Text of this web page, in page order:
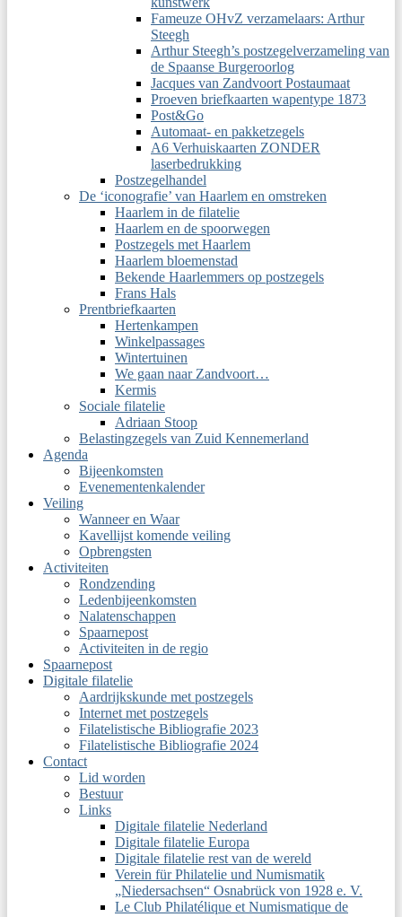
Fameuze OHvZ verzamelaars: Arthur
Steegh
Arthur Steegh’s postzegelverzameling van
de Spaanse Burgeroorlog
Jacques van Zandvoort Postaumaat
Proeven briefkaarten wapentype 1873
Post&Go
Automaat- en pakketzegels
A6 Verhuiskaarten ZONDER
laserbedrukking
Postzegelhandel
De ‘iconografie’ van Haarlem en omstreken
Haarlem in de filatelie
Haarlem en de spoorwegen
Postzegels met Haarlem
Haarlem bloemenstad
Bekende Haarlemmers op postzegels
Frans Hals
Prentbriefkaarten
Hertenkampen
Winkelpassages
Wintertuinen
We gaan naar Zandvoort…
Kermis
Sociale filatelie
Adriaan Stoop
Belastingzegels van Zuid Kennemerland
Agenda
Bijeenkomsten
Evenementenkalender
Veiling
Wanneer en Waar
Kavellijst komende veiling
Opbrengsten
Activiteiten
Rondzending
Ledenbijeenkomsten
Nalatenschappen
Spaarnepost
Activiteiten in de regio
Spaarnepost
Digitale filatelie
Aardrijkskunde met postzegels
Internet met postzegels
Filatelistische Bibliografie 2023
Filatelistische Bibliografie 2024
Contact
Lid worden
Bestuur
Links
Digitale filatelie Nederland
Digitale filatelie Europa
Digitale filatelie rest van de wereld
Verein für Philatelie und Numismatik
„Niedersachsen“ Osnabrück von 1928 e. V.
Le Club Philatélique et Numismatique de